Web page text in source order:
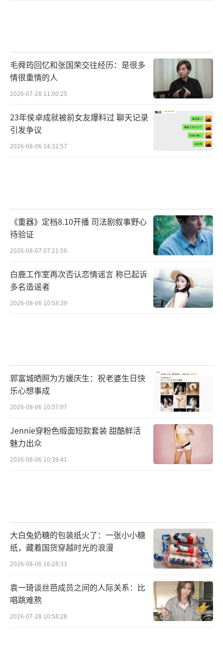
毛舜筠回忆和张国荣交往经历：是很多
情很重情的人
2026-07-28 11:00:25
23年侯卓成就被前女友爆料过 聊天记录
引发争议
2026-08-06 14:32:57
《重器》定档8.10开播 司法剧叙事野心
待验证
2026-08-07 07:21:56
白鹿工作室再次否认恋情谣言 称已起诉
多名造谣者
2026-08-06 10:58:39
郭富城晒照为方媛庆生：祝老婆生日快
乐心想事成
2026-08-06 10:57:07
Jennie穿粉色缎面短款套装 甜酷鲜活
魅力出众
2026-08-06 10:39:41
大白兔奶糖的包装纸火了：一张小小糖
纸，藏着国货穿越时光的浪漫
2026-08-06 16:28:33
袁一琦谈丝芭成员之间的人际关系：比
唱跳难熬
2026-07-28 10:58:28